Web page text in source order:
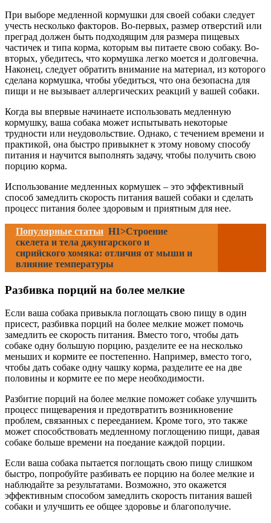
При выборе медленной кормушки для своей собаки следует
учесть несколько факторов. Во-первых, размер отверстий или
преград должен быть подходящим для размера пищевых
частичек и типа корма, которым вы питаете свою собаку. Во-
вторых, убедитесь, что кормушка легко моется и долговечна.
Наконец, следует обратить внимание на материал, из которого
сделана кормушка, чтобы убедиться, что она безопасна для
пищи и не вызывает аллергических реакций у вашей собаки.
Когда вы впервые начинаете использовать медленную
кормушку, ваша собака может испытывать некоторые
трудности или неудовольствие. Однако, с течением времени и
практикой, она быстро привыкнет к этому новому способу
питания и научится выполнять задачу, чтобы получить свою
порцию корма.
Использование медленных кормушек – это эффективный
способ замедлить скорость питания вашей собаки и сделать
процесс питания более здоровым и приятным для нее.
Популярные статьи H1>Строение
скелета и тела джунгарского и
сирийского хомяка: отличия от мыши и
влияние температуры
Разбивка порций на более мелкие
Если ваша собака привыкла поглощать свою пищу в один
присест, разбивка порций на более мелкие может помочь
замедлить ее скорость питания. Вместо того, чтобы дать
собаке одну большую порцию, разделите ее на несколько
меньших и кормите ее постепенно. Например, вместо того,
чтобы дать собаке одну чашку корма, разделите ее на две
половины и кормите ее по мере необходимости.
Разбитие порций на более мелкие поможет собаке улучшить
процесс пищеварения и предотвратить возникновение
проблем, связанных с перееданием. Кроме того, это также
может способствовать медленному поглощению пищи, давая
собаке больше времени на поедание каждой порции.
Если ваша собака пытается поглощать свою пищу слишком
быстро, попробуйте разбивать ее порцию на более мелкие и
наблюдайте за результатами. Возможно, это окажется
эффективным способом замедлить скорость питания вашей
собаки и улучшить ее общее здоровье и благополучие.